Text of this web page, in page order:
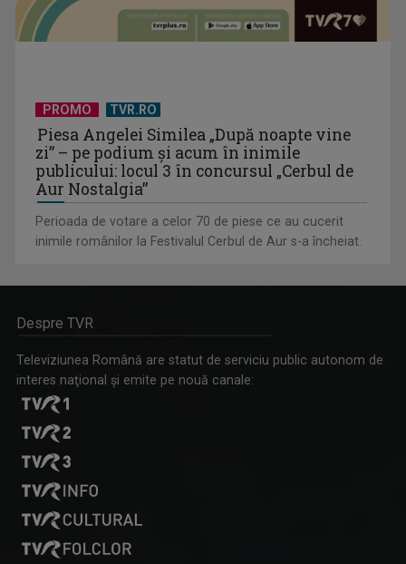
PROMO TVR.RO
Piesa Angelei Similea „După noapte vine
zi” – pe podium şi acum în inimile
publicului: locul 3 în concursul „Cerbul de
Aur Nostalgia”
Perioada de votare a celor 70 de piese ce au cucerit
inimile românilor la Festivalul Cerbul de Aur s-a încheiat.
Despre TVR
Televiziunea Română are statut de serviciu public autonom de
interes naţional şi emite pe nouă canale: